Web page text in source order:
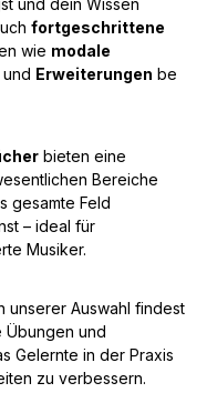
und dein Wissen
fortgeschrittene
wie modale
und Erweiterungen be
bieten eine
Bereiche
gesamte Feld
– ideal für
Musiker.
unserer Auswahl findest
Übungen und
Gelernte in der Praxis
zu verbessern.